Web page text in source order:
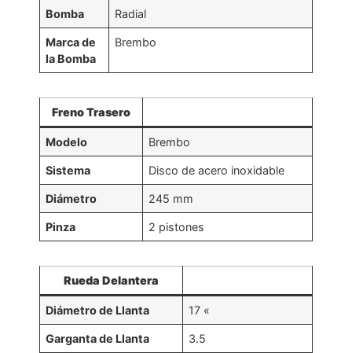
Bomba Radial
Marca de
la Bomba
Brembo
Freno Trasero
Modelo Brembo
Sistema Disco de acero inoxidable
Diámetro 245 mm
Pinza 2 pistones
Rueda Delantera
Diámetro de Llanta 17 «
Garganta de Llanta 3.5